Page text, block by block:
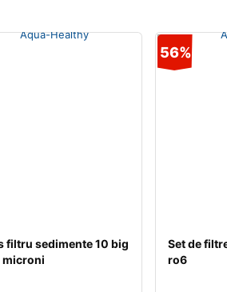
filtru sedimente 10 big
microni
56%
Set de
ro6